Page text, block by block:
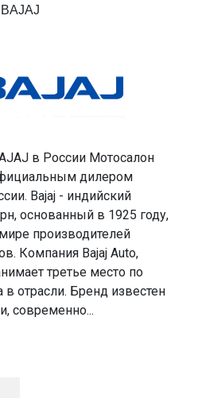
BAJAJ
в России Мотосалон
дилером
Bajaj - индийский
основанный в 1925 году,
производителей
Компания Bajaj Auto,
третье место по
отрасли. Бренд известен
современно...